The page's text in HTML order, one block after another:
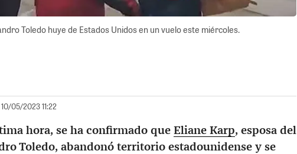
Toledo huye de Estados Unidos en un vuelo este miércoles.
05/2023 11:22
hora, se ha confirmado que Eliane Karp, esposa del
Toledo, abandonó territorio estadounidense y se